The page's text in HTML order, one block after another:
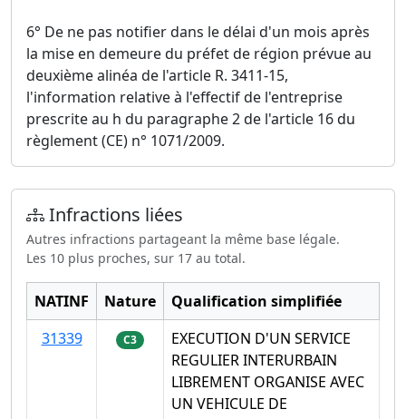
6° De ne pas notifier dans le délai d'un mois après
la mise en demeure du préfet de région prévue au
deuxième alinéa de l'article R. 3411-15,
l'information relative à l'effectif de l'entreprise
prescrite au h du paragraphe 2 de l'article 16 du
règlement (CE) n° 1071/2009.
Infractions liées
Autres infractions partageant la même base légale.
Les 10 plus proches, sur 17 au total.
NATINF Nature
Qualification simplifiée
31339
C3
EXECUTION D'UN SERVICE
REGULIER INTERURBAIN
LIBREMENT ORGANISE AVEC
UN VEHICULE DE